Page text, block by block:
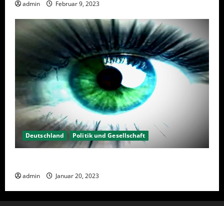
admin Februar 9, 2023
Deutschland Politik und Gesellschaft
admin Januar 20, 2023